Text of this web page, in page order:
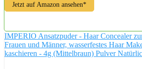
Jetzt auf Amazon ansehen*
IMPERIO Ansatzpuder - Haar Concealer
Frauen und Männer, wasserfestes Haar
kaschieren - 4g (Mittelbraun) Pulver